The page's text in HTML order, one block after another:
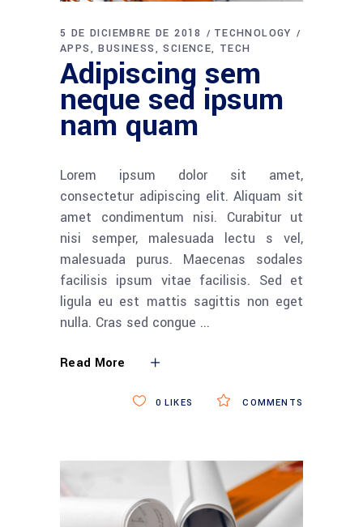
5 DE DICIEMBRE DE 2018
TECHNOLOGY
APPS
BUSINESS SCIENCE TECH
Adipiscing sem
neque sed ipsum
nam quam
Lorem ipsum dolor sit amet,
consectetur adipiscing elit. Aliquam sit
amet condimentum nisi. Curabitur ut
nisi semper, malesuada lectu s vel,
malesuada purus. Maecenas sodales
facilisis ipsum vitae facilisis. Sed et
ligula eu est mattis sagittis non eget
nulla. Cras sed congue
Read More
COMMENTS
0 LIKES